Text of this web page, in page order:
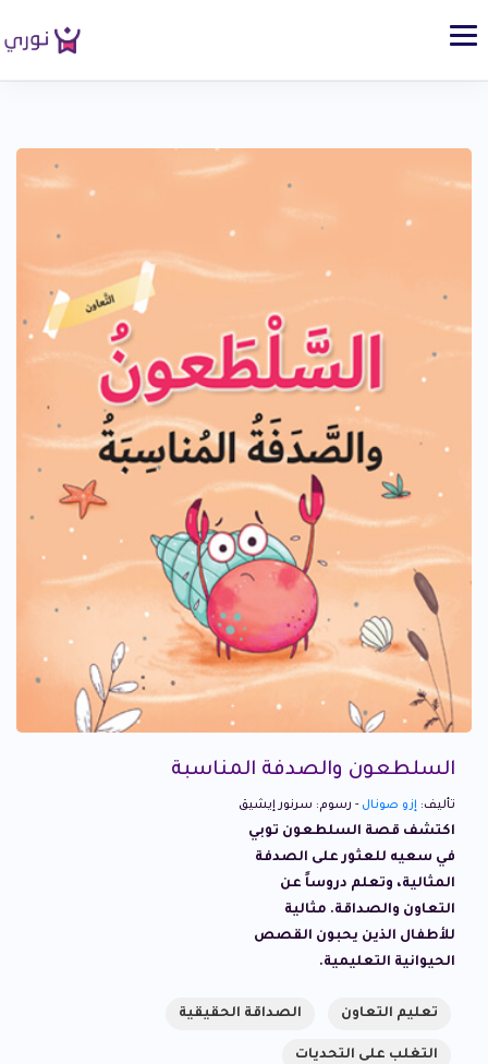
السلطعون والصدفة المناسبة
تأليف: إزو صونال - رسوم: سرنور إيشيق
اكتشف قصة السلطعون توبي
في سعيه للعثور على الصدفة
المثالية، وتعلم دروساً عن
التعاون والصداقة. مثالية
للأطفال الذين يحبون القصص
الحيوانية التعليمية.
تعليم التعاون الصداقة الحقيقية
التغلب على التحديات